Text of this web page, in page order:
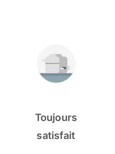
Toujours
satisfait